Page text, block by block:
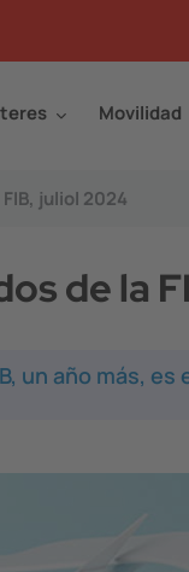
Movilidad
juliol 2024
de la
un año más,